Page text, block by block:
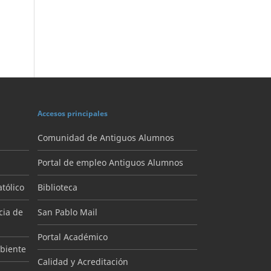
de
Accesos principales
Comunidad de Antiguos Alumnos
Portal de empleo Antiguos Alumnos
Biblioteca
San Pablo Mail
Portal Académico
Calidad y Acreditación